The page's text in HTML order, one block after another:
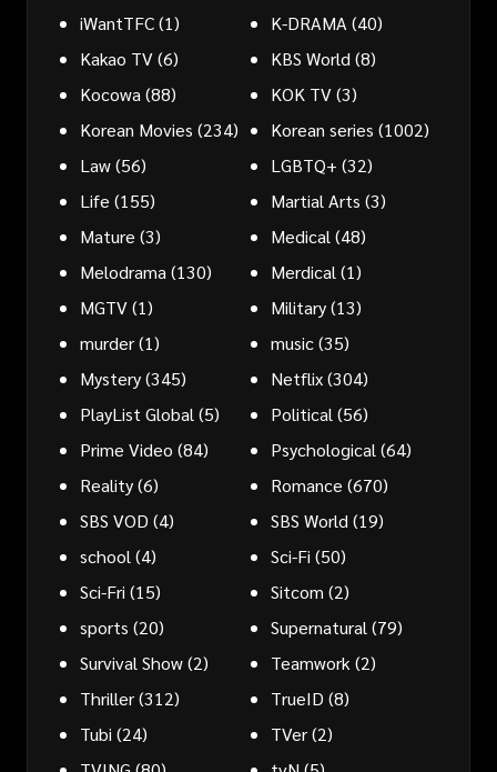
iWantTFC(1) K-DRAMA (40)
Kakao TV(6) KBS World (8)
Kocowa (88) KOK TV(3)
Korean Movies (234) Korean series (1002)
Law(56) LGBTQ+ (32)
Life (155) Martial Arts (3)
Mature (3) Medical (48)
Melodrama (130) Merdical (1)
MGTV(1) Military(13)
murder(1) music(35)
Mystery(345) Netflix(304)
PlayList Global (5) Political (56)
Prime Video (84) Psychological (64)
Reality(6) Romance (670)
SBS VOD (4) SBS World (19)
school (4) Sci-Fi (50)
Sci-Fri (15) Sitcom (2)
sports (20) Supernatural (79)
Survival Show(2) Teamwork (2)
Thriller(312) TrueID (8)
Tubi (24) TVer(2)